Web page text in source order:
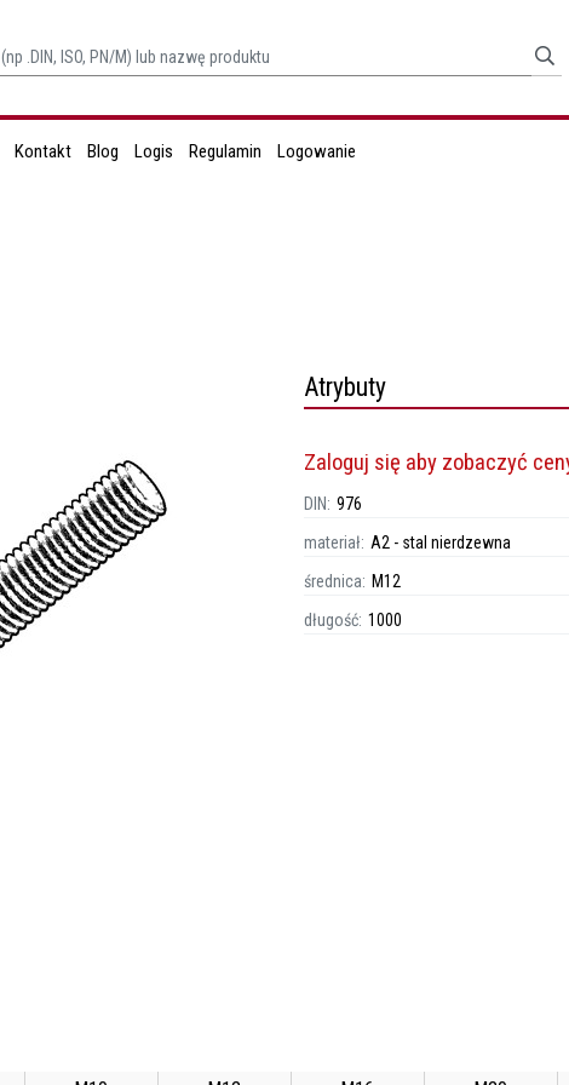
Kontakt Blog Logis Regulamin Logowanie
Atrybuty
Zaloguj się aby zobaczyć
DIN: 976
materiał: A2 - stal nierdzewna
średnica: M12
długość: 1000